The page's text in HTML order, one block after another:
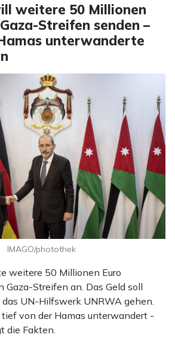
weitere 50 Millionen
Streifen senden –
unterwanderte
weitere 50 Millionen Euro
Gaza-Streifen an. Das Geld soll
UN-Hilfswerk UNRWA gehen.
von der Hamas unterwandert -
die Fakten.
IMAGO/photothek